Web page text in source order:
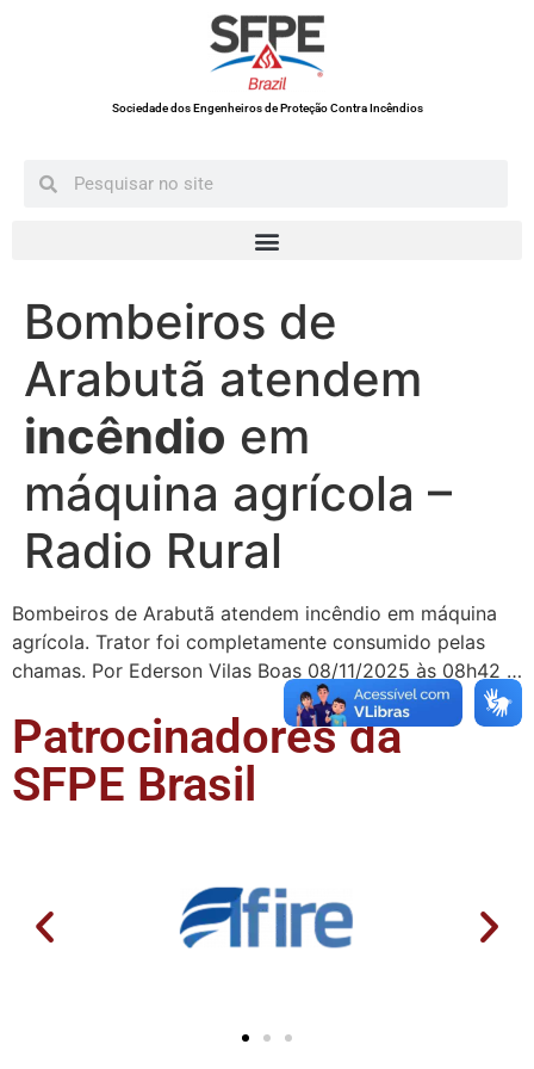
Sociedade dos Engenheiros de Proteção Contra Incêndios
Bombeiros de
Arabutã atendem
incêndio em
máquina agrícola –
Radio Rural
Bombeiros de Arabutã atendem incêndio em máquina
agrícola. Trator foi completamente consumido pelas
chamas. Por Ederson Vilas Boas 08/11/2025 às 08h42 …
Patrocinadores da
SFPE Brasil